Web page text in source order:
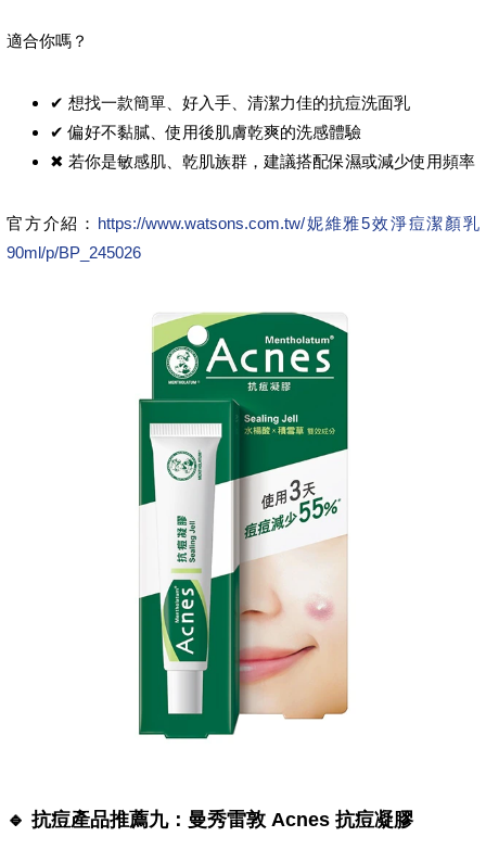
適合你嗎？
✔ 想找一款簡單、好入手、清潔力佳的抗痘洗面乳
✔ 偏好不黏膩、使用後肌膚乾爽的洗感體驗
✖ 若你是敏感肌、乾肌族群，建議搭配保濕或減少使用頻率
官方介紹： https://www.watsons.com.tw/妮維雅5效淨痘潔顏乳
90ml/p/BP_245026
🔹 抗痘產品推薦九：曼秀雷敦 Acnes 抗痘凝膠